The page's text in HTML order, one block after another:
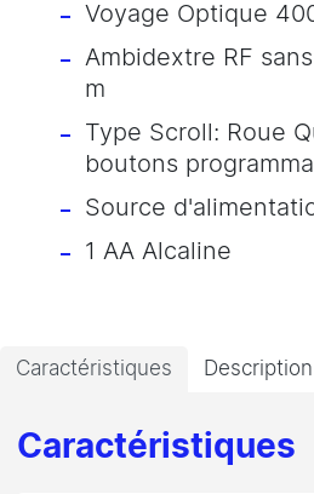
Voyage Optique
Ambidextre RF
m
Type Scroll: Roue
boutons
Source
1 AA Alcaline
Caractéristiques
Caractéristiques